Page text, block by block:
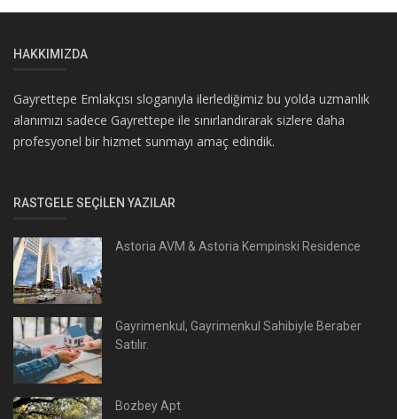
HAKKIMIZDA
Gayrettepe Emlakçısı sloganıyla ilerlediğimiz bu yolda uzmanlık
alanımızı sadece Gayrettepe ile sınırlandırarak sizlere daha
profesyonel bir hizmet sunmayı amaç edindik.
RASTGELE SEÇILEN YAZILAR
Astoria AVM & Astoria Kempinski Residence
Gayrimenkul, Gayrimenkul Sahibiyle Beraber
Satılır.
Bozbey Apt